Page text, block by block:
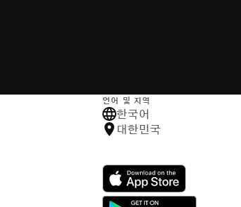
언어 및 지역
한국어
대한민국